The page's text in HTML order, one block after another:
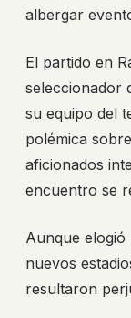
albergar
El partido en
seleccionador
su equipo del
polémica
aficionados
encuentro se
Aunque
nuevos
resultaron